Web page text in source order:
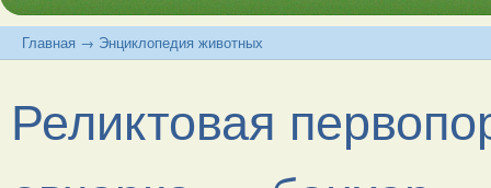
Главная → Энциклопедия животных
Реликтовая